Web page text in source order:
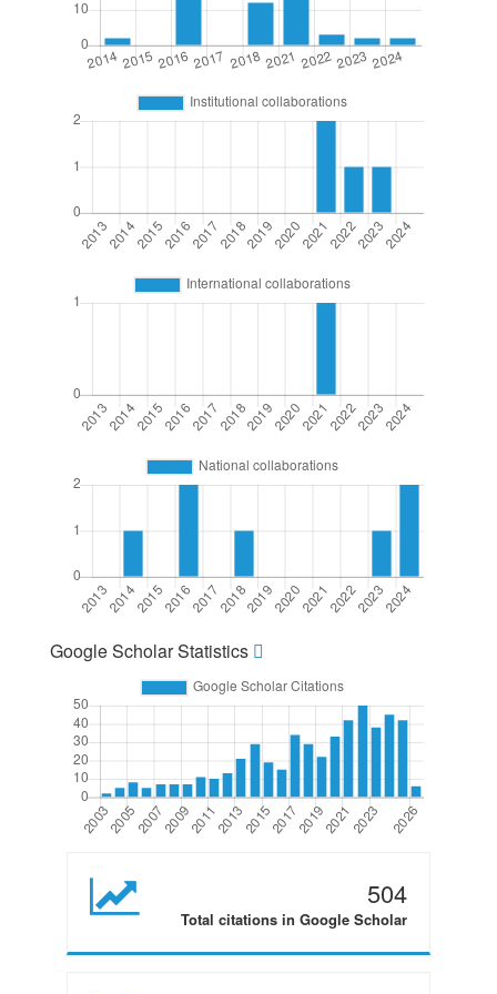
Google Scholar Statistics
504
Total citations in Google Scholar